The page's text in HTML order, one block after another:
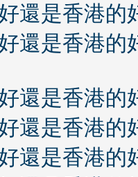
還是香港的
還是香港的
還是香港的
還是香港的
還是香港的